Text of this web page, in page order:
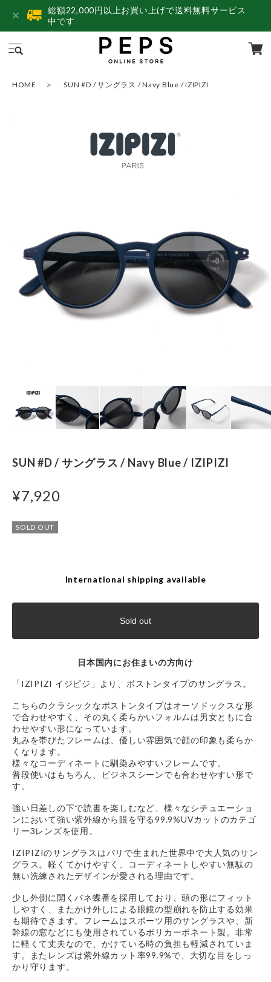
総額22,000円以上お買い上げで送料無料サービス
中です
HOME SUN #D / サングラス / Navy Blue / IZIPIZI
SUN #D / サングラス / Navy Blue / IZIPIZI
¥7,920
SOLD OUT
International shipping available
Sold out
日本国内にお住まいの方向け
「IZIPIZI イジピジ」より、ボストンタイプのサングラス。
こちらのクラシックなボストンタイプはオーソドックスな形
で合わせやすく、その丸く柔らかいフォルムは男女ともに合
わせやすい形になっています。
丸みを帯びたフレームは、優しい雰囲気で顔の印象も柔らか
くなります。
様々なコーディネートに馴染みやすいフレームです。
普段使いはもちろん、ビジネスシーンでも合わせやすい形で
す。
強い日差しの下で読書を楽しむなど、様々なシチュエーショ
ンにおいて強い紫外線から眼を守る99.9%UVカットのカテゴ
リー3レンズを使用。
IZIPIZIのサングラスはパリで生まれた世界中で大人気のサン
グラス。軽くてかけやすく、コーディネートしやすい無駄の
無い洗練されたデザインが愛される理由です。
少し外側に開くバネ蝶番を採用しており、頭の形にフィット
しやすく、またかけ外しによる眼鏡の型崩れを防止する効果
も期待できます。フレームはスポーツ用のサングラスや、新
幹線の窓などにも使用されているポリカーボネート製。非常
に軽くて丈夫なので、かけている時の負担も軽減されていま
す。またレンズは紫外線カット率99.9%で、大切な目をしっ
かり守ります。